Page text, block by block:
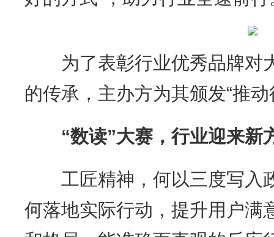
为了表彰行业优秀品牌对
的传承，主办方为其颁发“推
“数读”大赛，行业迎来新
工匠精神，何以三度写入
何落地实际行动，提升用户满